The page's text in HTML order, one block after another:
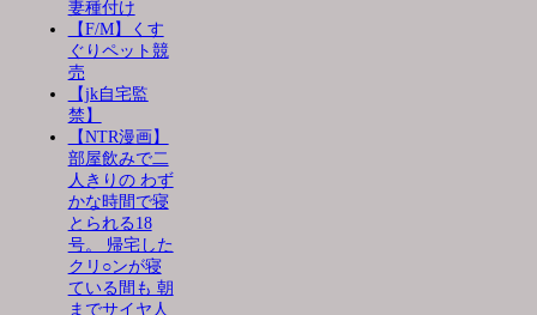
妻種付け
【F/M】くす
ぐりペット競
売
【jk自宅監
禁】
【NTR漫画】
部屋飲みで二
人きりの わず
かな時間で寝
とられる18
号。 帰宅した
クリ○ンが寝
ている間も 朝
までサイヤ人